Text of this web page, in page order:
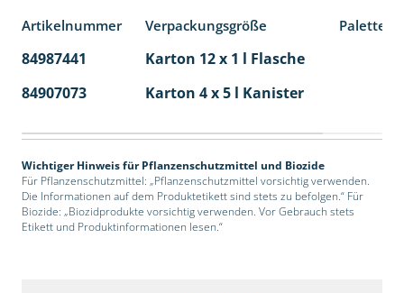
Artikelnummer Verpackungsgröße
84987441 Karton 12 x 1 l Flasche
84907073
Karton 4 x 5 l Kanister
Wichtiger Hinweis für Pflanzenschutzmittel und Biozide
Für Pflanzenschutzmittel: „Pflanzenschutzmittel vorsichtig verwenden.
Die Informationen auf dem Produktetikett sind stets zu befolgen.“ Für
Biozide: „Biozidprodukte vorsichtig verwenden. Vor Gebrauch stets
Etikett und Produktinformationen lesen.“